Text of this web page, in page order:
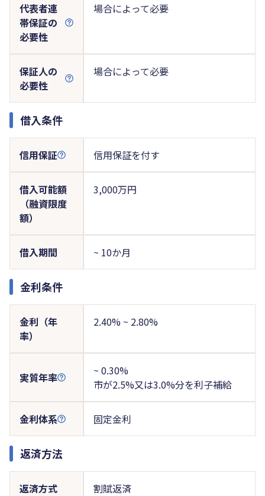
代表者連
帯保証の
必要性
場合によって必要
保証人の
必要性
場合によって必要
借入条件
信用保証 信用保証を付す
借入可能額
（融資限度
額）
3,000万円
借入期間 ~ 10か月
金利条件
金利（年
率）
2.40% ~ 2.80%
実質年率
~ 0.30%
市が2.5%又は3.0%分を利子補給
金利体系 固定金利
返済方法
返済方式 割賦返済